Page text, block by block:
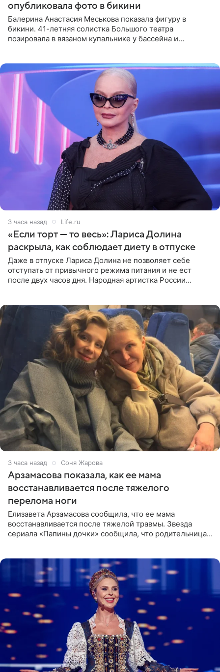
опубликовала фото в бикини
Балерина Анастасия Меськова показала фигуру в
бикини. 41-летняя солистка Большого театра
позировала в вязаном купальнике у бассейна и
3 часа назад Life.ru
«Если торт — то весь»: Лариса Долина
раскрыла, как соблюдает диету в отпуске
Даже в отпуске Лариса Долина не позволяет себе
отступать от привычного режима питания и не ест
после двух часов дня. Народная артистка России
3 часа назад Соня Жарова
Арзамасова показала, как ее мама
восстанавливается после тяжелого
перелома ноги
Елизавета Арзамасова сообщила, что ее мама
восстанавливается после тяжелой травмы. Звезда
сериала «Папины дочки» сообщила, что родительница